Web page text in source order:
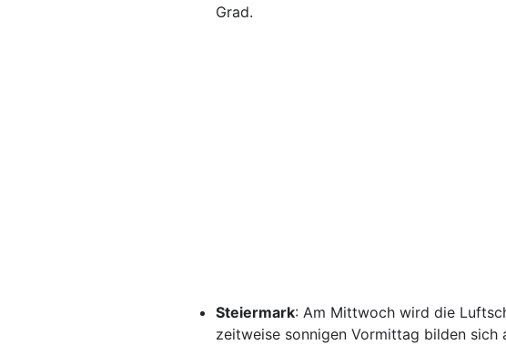
Grad.
Steiermark: Am Mittwoch wird die
zeitweise sonnigen Vormittag bilden sich